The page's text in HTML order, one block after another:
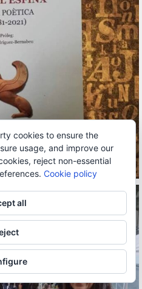
cookies to ensure the
usage, and improve our
reject non-essential
Cookie policy
all